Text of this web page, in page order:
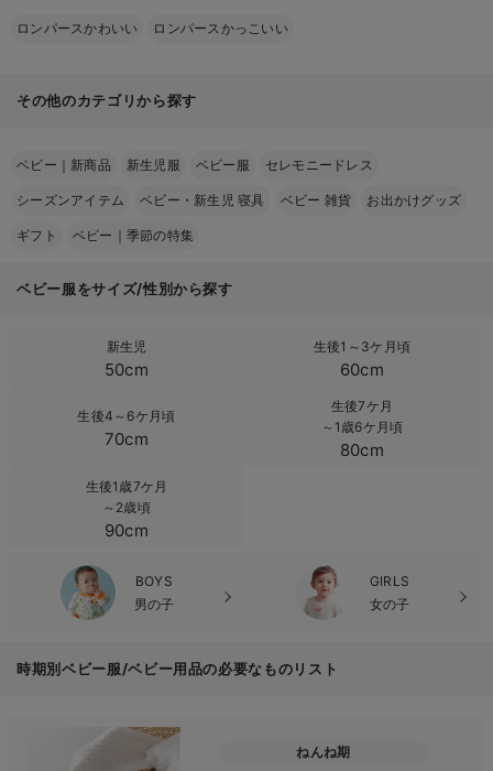
ロンパースかわいい ロンパースかっこいい
その他のカテゴリから探す
ベビー｜新商品 新生児服 ベビー服 セレモニードレス
シーズンアイテム ベビー・新生児 寝具 ベビー 雑貨 お出かけグッズ
ギフト ベビー｜季節の特集
ベビー服をサイズ/性別から探す
新生児
50cm
生後1～3ケ月頃
60cm
生後4～6ケ月頃
70cm
生後7ケ月
～1歳6ケ月頃
80cm
生後1歳7ケ月
～2歳頃
90cm
BOYS
男の子
GIRLS
女の子
時期別ベビー服/ベビー用品の必要なものリスト
ねんね期